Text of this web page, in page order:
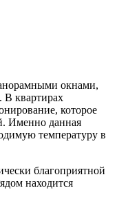
окнами,
В квартирах
которое
Именно данная
температуру в
благоприятной
находится